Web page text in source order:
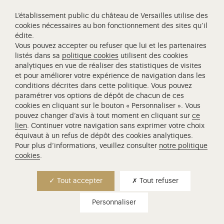
Visite famille - à partir de 5 ans
visite famille - petites
histoires estivales
Petites histoires, secrets bien gardés, anecdotes
surprenantes, venez découvrir lors de cette
promenade au hameau de la Reine la vie
quotidienne de la Cour, à l'heure estivale. Une
incursion en famille dans la vie fourmillante du
domaine de…
Lire la suite
L’établissement public du château de Versailles utilise des
cookies nécessaires au bon fonctionnement des sites qu’il
édite.
Vous pouvez accepter ou refuser que lui et les partenaires
listés dans sa politique cookies utilisent des cookies
analytiques en vue de réaliser des statistiques de visites
et pour améliorer votre expérience de navigation dans les
conditions décrites dans cette politique. Vous pouvez
paramétrer vos options de dépôt de chacun de ces
cookies en cliquant sur le bouton « Personnaliser ». Vous
pouvez changer d’avis à tout moment en cliquant surce
lien. Continuer votre navigation sans exprimer votre choix
équivaut à un refus de dépôt des cookies analytiques.
Pour plus d’informations, veuillez consulter notre politique
cookies.
Tout accepter Tout refuser
Personnaliser